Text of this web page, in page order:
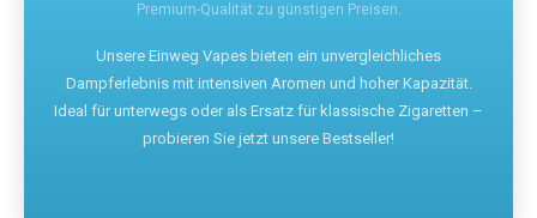
Premium-Qualität zu günstigen Preisen.
Unsere Einweg Vapes bieten ein unvergleichliches
Dampferlebnis mit intensiven Aromen und hoher Kapazität.
Ideal für unterwegs oder als Ersatz für klassische Zigaretten –
probieren Sie jetzt unsere Bestseller!